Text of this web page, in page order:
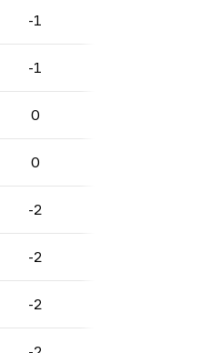
-1
-1
0
0
-2
-2
-2